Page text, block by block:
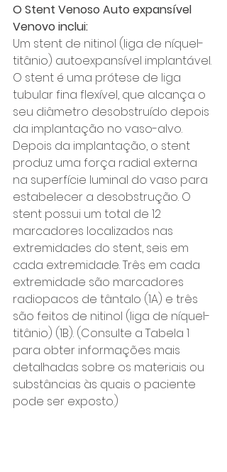
O Stent Venoso Auto expansível
Venovo inclui:
Um stent de nitinol (liga de níquel-
titânio) autoexpansível implantável.
O stent é uma prótese de liga
tubular fina flexível, que alcança o
seu diâmetro desobstruído depois
da implantação no vaso-alvo.
Depois da implantação, o stent
produz uma força radial externa
na superfície luminal do vaso para
estabelecer a desobstrução. O
stent possui um total de 12
marcadores localizados nas
extremidades do stent, seis em
cada extremidade. Três em cada
extremidade são marcadores
radiopacos de tântalo (1A) e três
são feitos de nitinol (liga de níquel-
titânio) (1B). (Consulte a Tabela 1
para obter informações mais
detalhadas sobre os materiais ou
substâncias às quais o paciente
pode ser exposto.)